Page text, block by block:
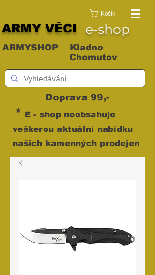
Košík
e-shop
ARMY VĚCI
ARMYSHOP Kladno
Chomutov
Doprava 99,-
* E - shop neobsahuje
veškerou aktuální nabídku
našich kamenných prodejen